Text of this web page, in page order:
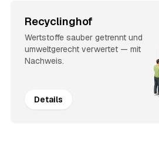
Recyclinghof
Wertstoffe sauber getrennt und
umweltgerecht verwertet — mit
Nachweis.
Details